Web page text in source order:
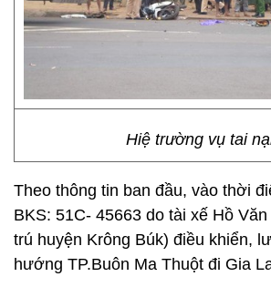
Hiệ trường vụ tai
Theo thông tin ban đầu, vào thời
BKS: 51C- 45663 do tài xế Hồ
trú huyện Krông Búk) điều khiển,
hướng TP.Buôn Ma Thuột đi Gia